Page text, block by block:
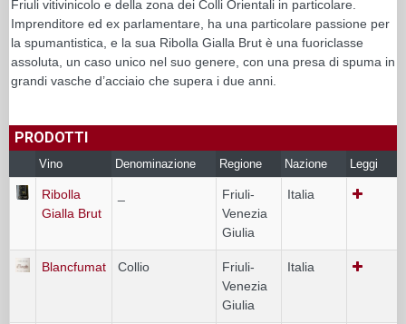
Friuli vitivinicolo e della zona dei Colli Orientali in particolare.
Imprenditore ed ex parlamentare, ha una particolare passione per
la spumantistica, e la sua Ribolla Gialla Brut è una fuoriclasse
assoluta, un caso unico nel suo genere, con una presa di spuma in
grandi vasche d’acciaio che supera i due anni.
PRODOTTI
Vino Denominazione Regione Nazione Leggi
Ribolla
Gialla Brut
Friuli-
Venezia
Giulia
Italia
Blancfumat Collio
Friuli-
Venezia
Giulia
Italia